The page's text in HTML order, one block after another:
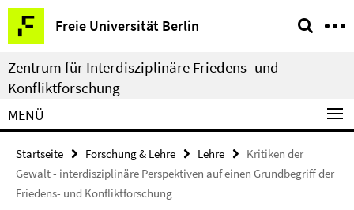
Springe
direkt
zu
Inhalt
Freie Universität Berlin
Service-
Navigation
Zentrum für Interdisziplinäre Friedens- und
Konfliktforschung
MENÜ
Startseite Forschung & Lehre Lehre
Kritiken der
Gewalt - interdisziplinäre Perspektiven auf einen Grundbegriff der
Friedens- und Konfliktforschung